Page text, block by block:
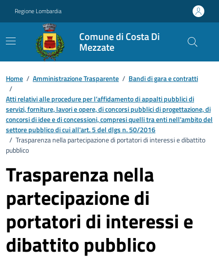
Regione Lombardia
Comune di Costa Di
Mezzate
Home / Amministrazione Trasparente / Bandi di gara e contratti
/
Atti relativi alle procedure per l’affidamento di appalti pubblici di
servizi, forniture, lavori e opere, di concorsi pubblici di progettazione, di
concorsi di idee e di concessioni, compresi quelli tra enti nell'ambito del
settore pubblico di cui all'art. 5 del dlgs n. 50/2016
/ Trasparenza nella partecipazione di portatori di interessi e dibattito
pubblico
Trasparenza nella
partecipazione di
portatori di interessi e
dibattito pubblico